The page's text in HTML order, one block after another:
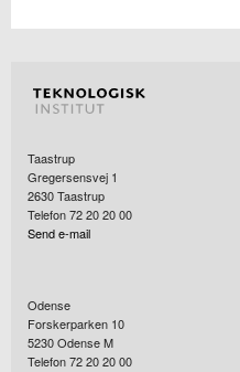
Taastrup
Gregersensvej 1
2630Taastrup
Telefon 72 20 20 00
Send e-mail
Odense
Forskerparken 10
5230Odense M
Telefon 72 20 20 00